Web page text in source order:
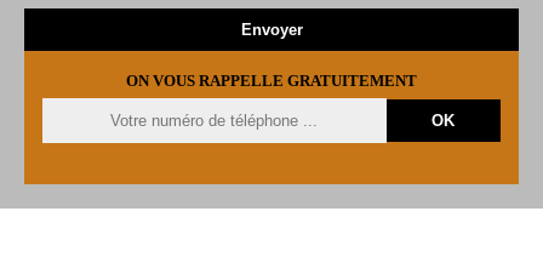
ON VOUS RAPPELLE GRATUITEMENT